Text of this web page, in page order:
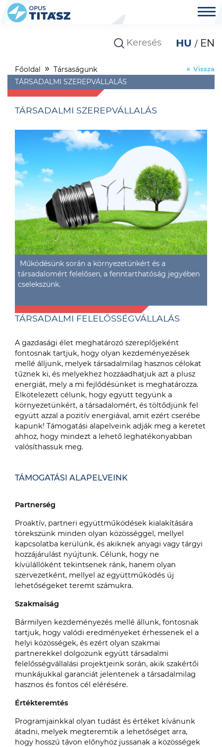
HU EN
Főoldal
Társaságunk
TÁRSADALMI SZEREPVÁLLALÁS
Vissza
TÁRSADALMI SZEREPVÁLLALÁS
Működésünk során a környezetünkért és a
társadalomért felelősen, a fenntarthatóság jegyében
cselekszünk.
TÁRSADALMI FELELŐSSÉGVÁLLALÁS
A gazdasági élet meghatározó szereplőjeként
fontosnak tartjuk, hogy olyan kezdeményezések
mellé álljunk, melyek társadalmilag hasznos célokat
tűznek ki, és melyekhez hozzáadhatjuk azt a plusz
energiát, mely a mi fejlődésünket is meghatározza.
Elkötelezett célunk, hogy együtt tegyünk a
környezetünkért, a társadalomért, és töltődjünk fel
együtt azzal a pozitív energiával, amit ezért cserébe
kapunk! Támogatási alapelveink adják meg a keretet
ahhoz, hogy mindezt a lehető leghatékonyabban
valósíthassuk meg.
TÁMOGATÁSI ALAPELVEINK
Partnerség
Proaktív, partneri együttműködések kialakítására
törekszünk minden olyan közösséggel, mellyel
kapcsolatba kerülünk, és akiknek anyagi vagy tárgyi
hozzájárulást nyújtunk. Célunk, hogy ne
kívülállóként tekintsenek ránk, hanem olyan
szervezetként, mellyel az együttműködés új
lehetőségeket teremt számukra.
Szakmaiság
Bármilyen kezdeményezés mellé állunk, fontosnak
tartjuk, hogy valódi eredményeket érhessenek el a
helyi közösségek, és ezért olyan szakmai
partnerekkel dolgozunk együtt társadalmi
felelősségvállalási projektjeink során, akik szakértői
munkájukkal garanciát jelentenek a társadalmilag
hasznos és fontos cél elérésére.
Értékteremtés
Programjainkkal olyan tudást és értéket kívánunk
átadni, melyek megteremtik a lehetőséget arra,
hogy hosszú távon előnyhöz jussanak a közösségek